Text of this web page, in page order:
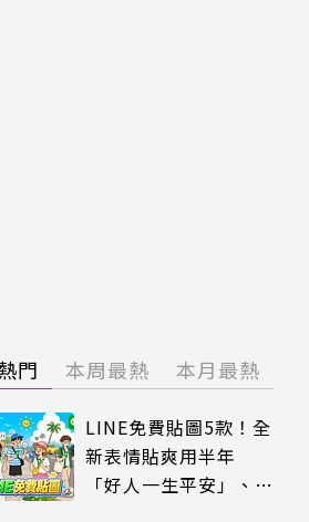
門 本周最熱 本月最熱
LINE免費貼圖5款！全
新表情貼爽用半年
「好人一生平安」、